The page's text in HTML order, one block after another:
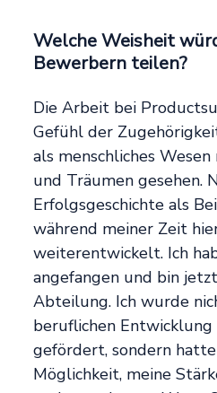
Welche Weisheit
Bewerbern teilen?
Die Arbeit bei
Gefühl der
als menschliches
und Träumen gesehen.
Erfolgsgeschichte als
während meiner Zeit
weiterentwickelt. Ich
angefangen und bin
Abteilung. Ich wurde
beruflichen
gefördert, sondern
Möglichkeit, meine